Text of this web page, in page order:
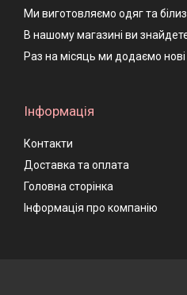
Ми виготовляємо одяг та
В нашому магазині ви
Раз на місяць ми додаємо
Інформація
Контакти
Доставка та оплата
Головна сторінка
Інформація про компанію